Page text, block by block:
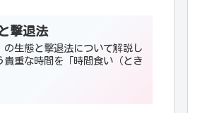
撃退法
生態と撃退法について解説し
重な時間を「時間食い（とき